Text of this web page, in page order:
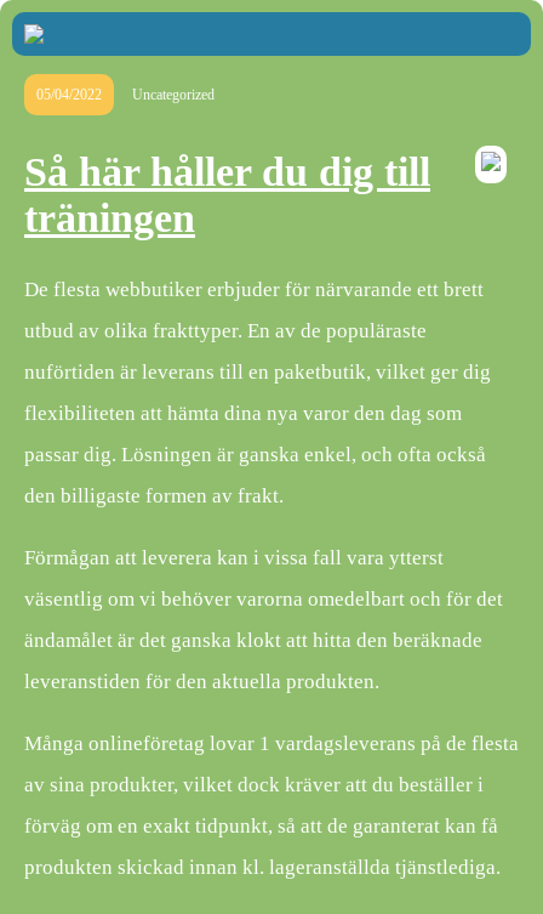
05/04/2022 Uncategorized
Så här håller du dig till
träningen
De flesta webbutiker erbjuder för närvarande ett brett
utbud av olika frakttyper. En av de populäraste
nuförtiden är leverans till en paketbutik, vilket ger dig
flexibiliteten att hämta dina nya varor den dag som
passar dig. Lösningen är ganska enkel, och ofta också
den billigaste formen av frakt.
Förmågan att leverera kan i vissa fall vara ytterst
väsentlig om vi behöver varorna omedelbart och för det
ändamålet är det ganska klokt att hitta den beräknade
leveranstiden för den aktuella produkten.
Många onlineföretag lovar 1 vardagsleverans på de flesta
av sina produkter, vilket dock kräver att du beställer i
förväg om en exakt tidpunkt, så att de garanterat kan få
produkten skickad innan kl. lageranställda tjänstlediga.